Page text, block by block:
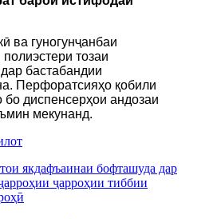
ва гуногунҷанбаи
тозаи
бастабандии
Перфоратсияҳо қобили
бо диспенсерҳои андозаи
мекунанд.